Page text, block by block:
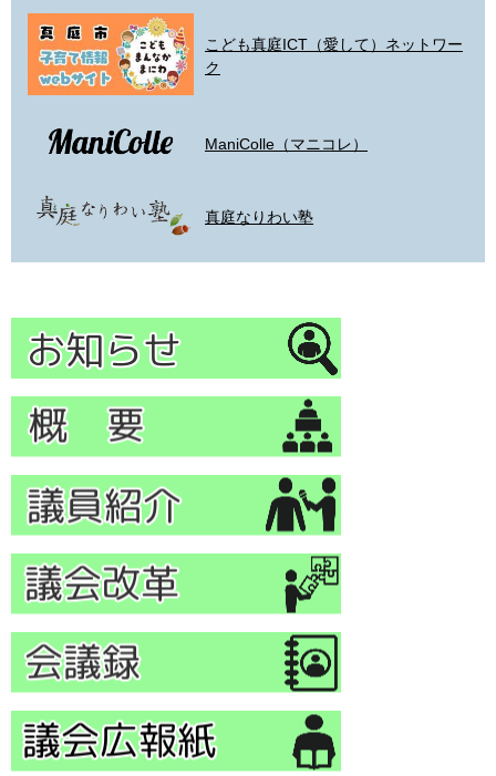
こども真庭ICT（愛して）ネットワー
ク
ManiColle（マニコレ）
真庭なりわい塾